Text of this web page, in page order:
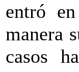
entró
manera
casos